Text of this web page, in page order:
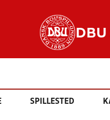
SPILLESTED